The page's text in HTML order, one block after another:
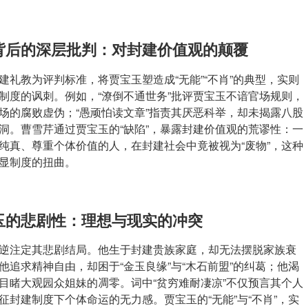
后的深层批判：对封建价值观的颠覆
礼教为评判标准，将贾宝玉塑造成“无能”“不肖”的典型，实则
度的讽刺。例如，“潦倒不通世务”批评贾宝玉不谙官场规则，
的腐败虚伪；“愚顽怕读文章”指责其厌恶科举，却未揭露八股
。曹雪芹通过贾宝玉的“缺陷”，暴露封建价值观的荒谬性：一
真、尊重个体价值的人，在封建社会中竟被视为“废物”，这种
制度的扭曲。
的悲剧性：理想与现实的冲突
注定其悲剧结局。他生于封建贵族家庭，却无法摆脱家族衰
追求精神自由，却困于“金玉良缘”与“木石前盟”的纠葛；他渴
睹大观园众姐妹的凋零。词中“贫穷难耐凄凉”不仅预言其个人
封建制度下个体命运的无力感。贾宝玉的“无能”与“不肖”，实